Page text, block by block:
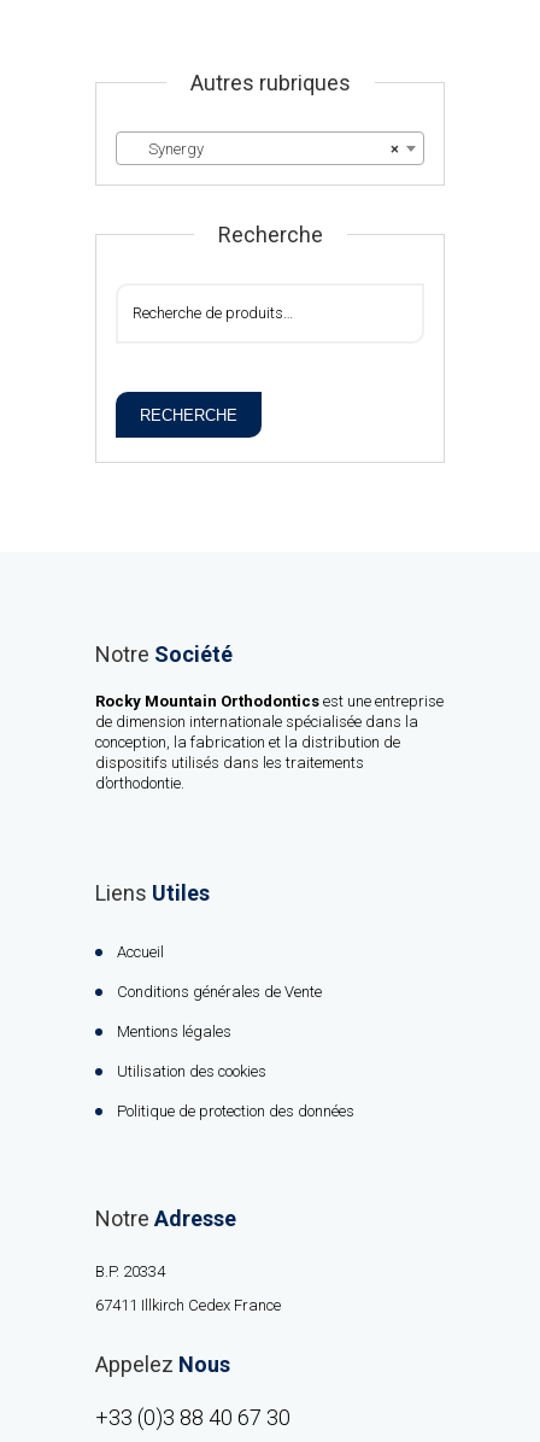
Autres rubriques
×
Synergy
Recherche
RECHERCHE
Notre Société
Rocky Mountain Orthodontics est une entreprise
de dimension internationale spécialisée dans la
conception, la fabrication et la distribution de
dispositifs utilisés dans les traitements
d’orthodontie.
Liens Utiles
Accueil
Conditions générales de Vente
Mentions légales
Utilisation des cookies
Politique de protection des données
Notre Adresse
B.P. 20334
67411 Illkirch Cedex France
Appelez Nous
+33 (0)3 88 40 67 30